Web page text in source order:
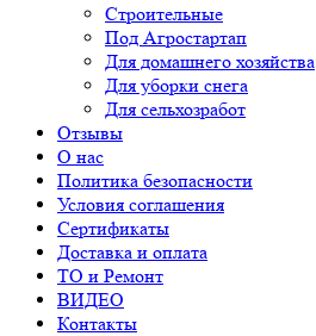
Строительные
Под Агростартап
Для домашнего хозяйства
Для уборки снега
Для сельхозработ
Отзывы
О нас
Политика безопасности
Условия соглашения
Сертификаты
Доставка и оплата
ТО и Ремонт
ВИДЕО
Контакты